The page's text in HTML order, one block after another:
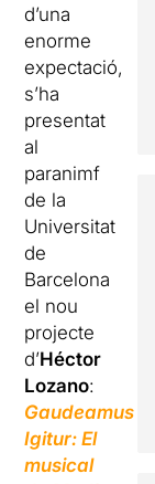
d’una
enorme
expectació,
s’ha
presentat
al
paranimf
de la
Universitat
de
Barcelona
el nou
projecte
d’Héctor
Lozano:
Gaudeamus
Igitur: El
musical